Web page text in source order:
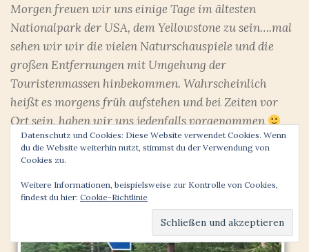
Morgen freuen wir uns einige Tage im ältesten
Nationalpark der USA, dem Yellowstone zu sein….mal
sehen wir wir die vielen Naturschauspiele und die
großen Entfernungen mit Umgehung der
Touristenmassen hinbekommen. Wahrscheinlich
heißt es morgens früh aufstehen und bei Zeiten vor
Ort sein, haben wir uns jedenfalls vorgenommen
Datenschutz und Cookies: Diese Website verwendet Cookies. Wenn
du die Website weiterhin nutzt, stimmst du der Verwendung von
Cookies zu.
Weitere Informationen, beispielsweise zur Kontrolle von Cookies,
findest du hier: Cookie-Richtlinie